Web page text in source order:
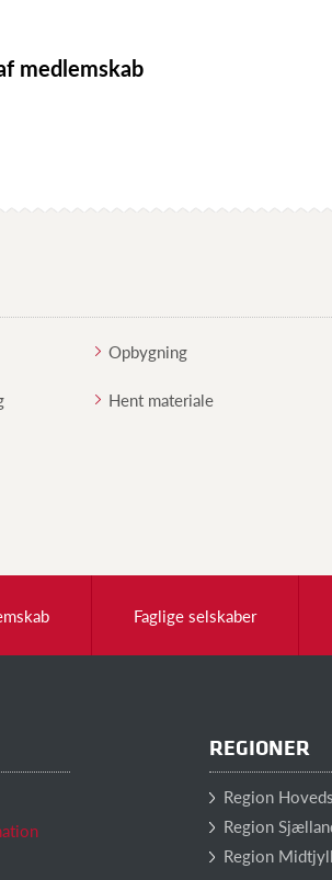
medlemskab
Opbygning
Hent materiale
Faglige selskaber
REGIONER
Region
Region
Region